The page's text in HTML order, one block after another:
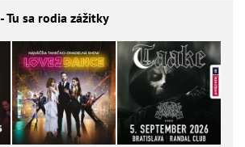
Tu sa rodia zážitky